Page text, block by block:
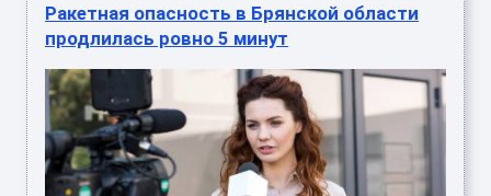
Ракетная опасность в Брянской области
продлилась ровно 5 минут